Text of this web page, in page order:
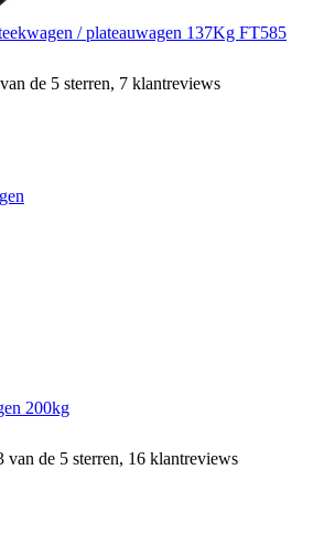
/ plateauwagen 137Kg FT585
de 5 sterren, 7 klantreviews
200kg
van de 5 sterren, 16 klantreviews